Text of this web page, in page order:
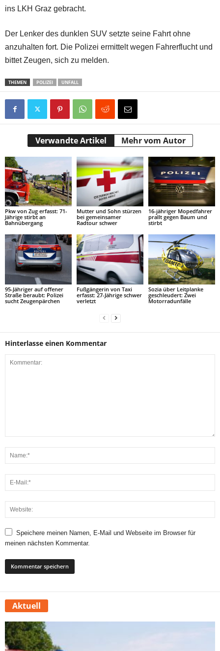
ins LKH Graz gebracht.
Der Lenker des dunklen SUV setzte seine Fahrt ohne
anzuhalten fort. Die Polizei ermittelt wegen Fahrerflucht und
bittet Zeugen, sich zu melden.
THEMEN POLIZEI UNFALL
Verwandte Artikel Mehr vom Autor
Pkw von Zug erfasst: 71-
Jährige stirbt an
Bahnübergang
Mutter und Sohn stürzen
bei gemeinsamer
Radtour schwer
16-jähriger Mopedfahrer
prallt gegen Baum und
stirbt
95-Jähriger auf offener
Straße beraubt: Polizei
sucht Zeugenpärchen
Fußgängerin von Taxi
erfasst: 27-Jährige schwer
verletzt
Sozia über Leitplanke
geschleudert: Zwei
Motorradunfälle
Hinterlasse einen Kommentar
Speichere meinen Namen, E-Mail und Webseite im Browser für
meinen nächsten Kommentar.
Aktuell